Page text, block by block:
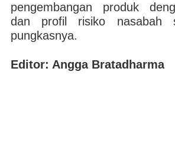
pengembangan produk
dan profil risiko nasabah
pungkasnya.
Editor: Angga Bratadharma